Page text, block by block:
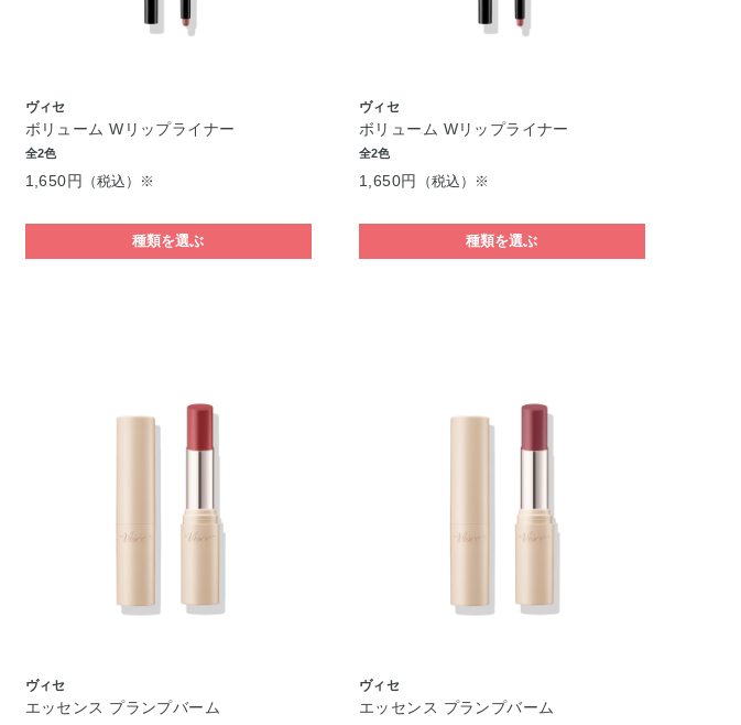
ヴィセ
ボリューム Wリップライナー
全2色
1,650円 （税込）※
種類を選ぶ
ヴィセ
ボリューム Wリップライナー
全2色
1,650円 （税込）※
種類を選ぶ
ヴィセ
エッセンス プランプバーム
ヴィセ
エッセンス プランプバーム